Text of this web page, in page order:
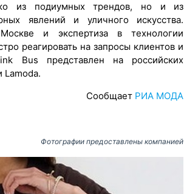
из подиумных трендов, но и из
явлений и уличного искусства.
и экспертиза в технологии
реагировать на запросы клиентов и
Bus представлен на российских
Lamoda.
Сообщает РИА МОДА
Фотографии предоставлены компанией